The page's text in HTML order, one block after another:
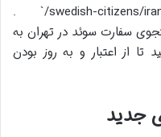
swedish-citizens/iran/going-to-sweden/visiting-sweden/` .
سفارت سوئد در تهران به
از اعتبار و به روز بودن